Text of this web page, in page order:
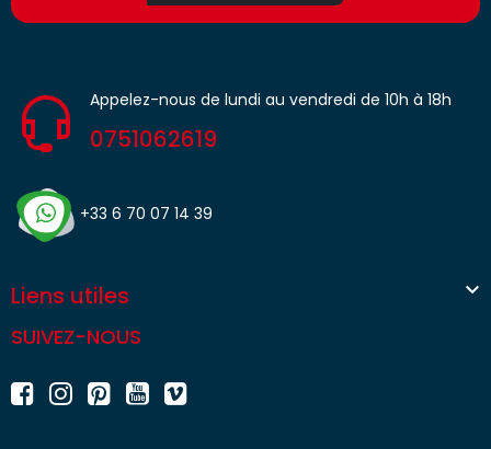
Appelez-nous de lundi au vendredi de 10h à 18h
0751062619
+33 6 70 07 14 39
Liens utiles 
SUIVEZ-NOUS